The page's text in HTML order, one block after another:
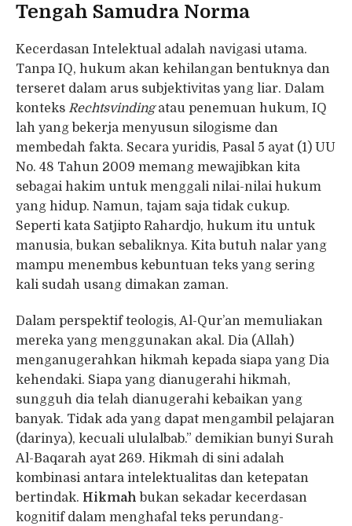
Tengah Samudra Norma
Kecerdasan Intelektual adalah navigasi utama.
Tanpa IQ, hukum akan kehilangan bentuknya dan
terseret dalam arus subjektivitas yang liar. Dalam
konteks Rechtsvindingatau penemuan hukum, IQ
lah yang bekerja menyusun silogisme dan
membedah fakta. Secara yuridis, Pasal 5 ayat (1) UU
No. 48 Tahun 2009 memang mewajibkan kita
sebagai hakim untuk menggali nilai-nilai hukum
yang hidup. Namun, tajam saja tidak cukup.
Seperti kata Satjipto Rahardjo, hukum itu untuk
manusia, bukan sebaliknya. Kita butuh nalar yang
mampu menembus kebuntuan teks yang sering
kali sudah usang dimakan zaman.
Dalam perspektif teologis, Al-Qur’an memuliakan
mereka yang menggunakan akal. Dia (Allah)
menganugerahkan hikmah kepada siapa yang Dia
kehendaki. Siapa yang dianugerahi hikmah,
sungguh dia telah dianugerahi kebaikan yang
banyak. Tidak ada yang dapat mengambil pelajaran
(darinya), kecuali ululalbab.” demikian bunyi Surah
Al-Baqarah ayat 269. Hikmah di sini adalah
kombinasi antara intelektualitas dan ketepatan
bertindak. Hikmah bukan sekadar kecerdasan
kognitif dalam menghafal teks perundang-